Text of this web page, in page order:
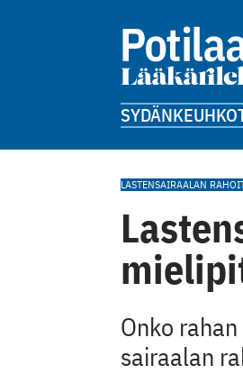
SYDÄN
LASTENSAIRAALAN
Onko
sairaalan